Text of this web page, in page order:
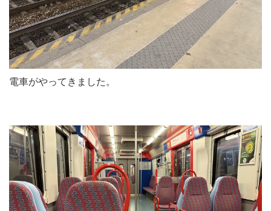
電車がやってきました。